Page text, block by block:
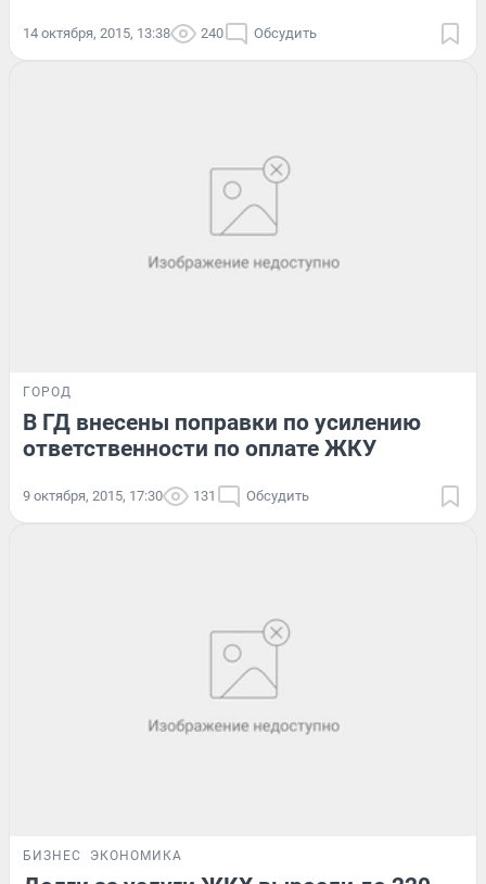
14 октября, 2015, 13:38 240 Обсудить
ГОРОД
В ГД внесены поправки по усилению
ответственности по оплате ЖКУ
9 октября, 2015, 17:30 131 Обсудить
БИЗНЕС ЭКОНОМИКА